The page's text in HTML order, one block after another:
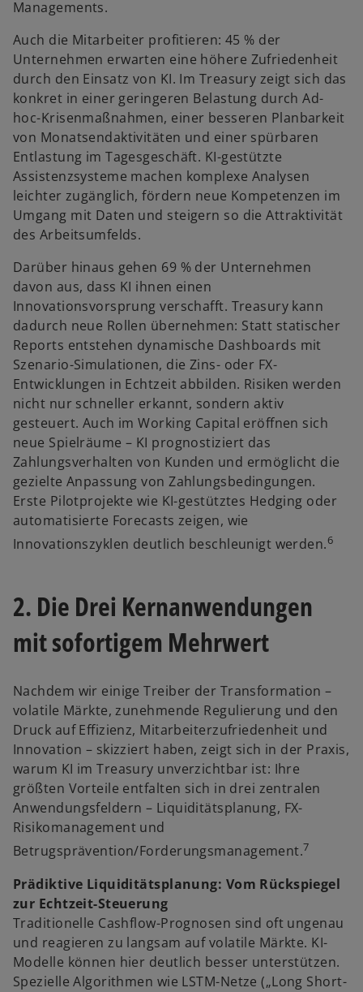
Managements.
Auch die Mitarbeiter profitieren: 45 % der
Unternehmen erwarten eine höhere Zufriedenheit
durch den Einsatz von KI. Im Treasury zeigt sich das
konkret in einer geringeren Belastung durch Ad-
hoc-Krisenmaßnahmen, einer besseren Planbarkeit
von Monatsendaktivitäten und einer spürbaren
Entlastung im Tagesgeschäft. KI-gestützte
Assistenzsysteme machen komplexe Analysen
leichter zugänglich, fördern neue Kompetenzen im
Umgang mit Daten und steigern so die Attraktivität
des Arbeitsumfelds.
Darüber hinaus gehen 69 % der Unternehmen
davon aus, dass KI ihnen einen
Innovationsvorsprung verschafft. Treasury kann
dadurch neue Rollen übernehmen: Statt statischer
Reports entstehen dynamische Dashboards mit
Szenario-Simulationen, die Zins- oder FX-
Entwicklungen in Echtzeit abbilden. Risiken werden
nicht nur schneller erkannt, sondern aktiv
gesteuert. Auch im Working Capital eröffnen sich
neue Spielräume – KI prognostiziert das
Zahlungsverhalten von Kunden und ermöglicht die
gezielte Anpassung von Zahlungsbedingungen.
Erste Pilotprojekte wie KI-gestütztes Hedging oder
automatisierte Forecasts zeigen, wie
Innovationszyklen deutlich beschleunigt werden.6
2. Die Drei Kernanwendungen
mit sofortigem Mehrwert
Nachdem wir einige Treiber der Transformation –
volatile Märkte, zunehmende Regulierung und den
Druck auf Effizienz, Mitarbeiterzufriedenheit und
Innovation – skizziert haben, zeigt sich in der Praxis,
warum KI im Treasury unverzichtbar ist: Ihre
größten Vorteile entfalten sich in drei zentralen
Anwendungsfeldern – Liquiditätsplanung, FX-
Risikomanagement und
Betrugsprävention/Forderungsmanagement.7
Prädiktive Liquiditätsplanung: Vom Rückspiegel
zur Echtzeit-Steuerung
Traditionelle Cashflow-Prognosen sind oft ungenau
und reagieren zu langsam auf volatile Märkte. KI-
Modelle können hier deutlich besser unterstützen.
Spezielle Algorithmen wie LSTM-Netze („Long Short-